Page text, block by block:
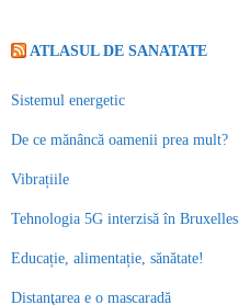
ATLASUL DE SANATATE
Sistemul energetic
De ce mănâncă oamenii prea mult?
Vibrațiile
Tehnologia 5G interzisă în Bruxelles
Educație, alimentație, sănătate!
Distanţarea e o mascaradă